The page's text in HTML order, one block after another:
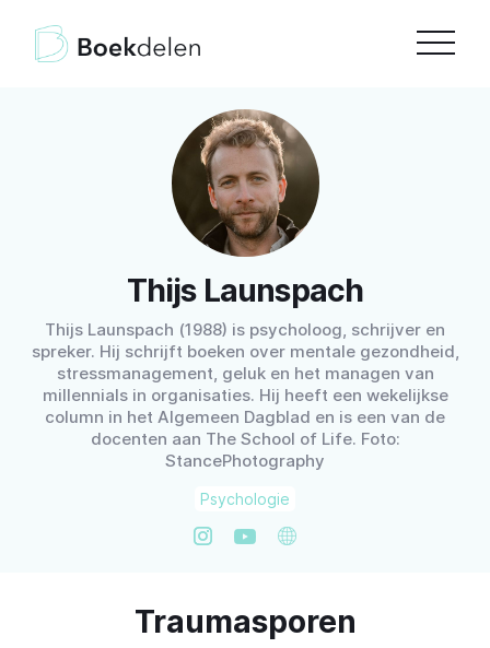
Thijs Launspach
Thijs Launspach (1988) is psycholoog, schrijver en
spreker. Hij schrijft boeken over mentale gezondheid,
stressmanagement, geluk en het managen van
millennials in organisaties. Hij heeft een wekelijkse
column in het Algemeen Dagblad en is een van de
docenten aan The School of Life. Foto:
StancePhotography
Psychologie
Traumasporen